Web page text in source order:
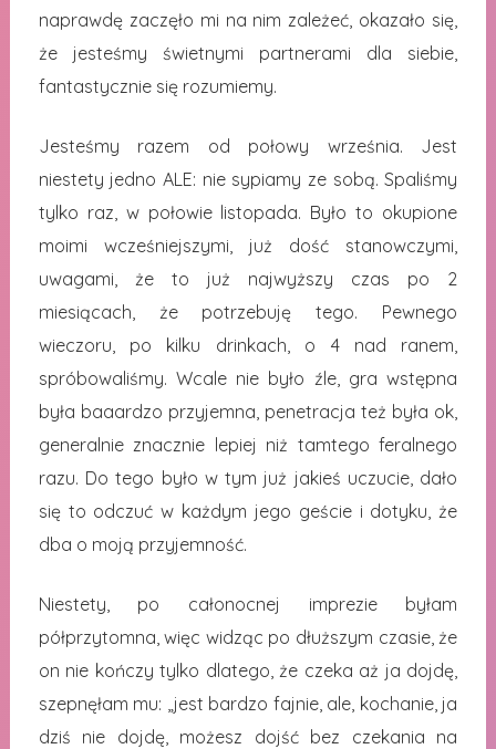
naprawdę zaczęło mi na nim zależeć, okazało się,
że jesteśmy świetnymi partnerami dla siebie,
fantastycznie się rozumiemy.
Jesteśmy razem od połowy września. Jest
niestety jedno ALE: nie sypiamy ze sobą. Spaliśmy
tylko raz, w połowie listopada. Było to okupione
moimi wcześniejszymi, już dość stanowczymi,
uwagami, że to już najwyższy czas po 2
miesiącach, że potrzebuję tego. Pewnego
wieczoru, po kilku drinkach, o 4 nad ranem,
spróbowaliśmy. Wcale nie było źle, gra wstępna
była baaardzo przyjemna, penetracja też była ok,
generalnie znacznie lepiej niż tamtego feralnego
razu. Do tego było w tym już jakieś uczucie, dało
się to odczuć w każdym jego geście i dotyku, że
dba o moją przyjemność.
Niestety, po całonocnej imprezie byłam
półprzytomna, więc widząc po dłuższym czasie, że
on nie kończy tylko dlatego, że czeka aż ja dojdę,
szepnęłam mu: „jest bardzo fajnie, ale, kochanie, ja
dziś nie dojdę, możesz dojść bez czekania na